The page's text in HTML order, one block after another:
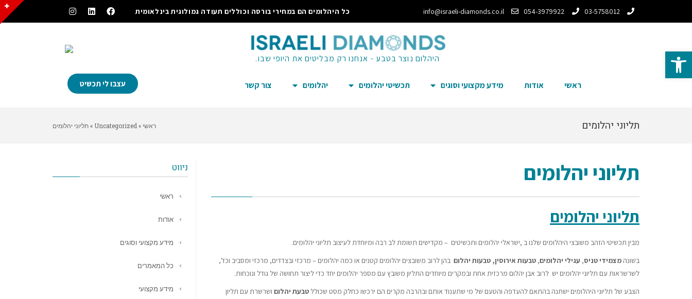
פתח סרגל נגישות
03-5758012
054-3979922
info@israeli-diamonds.co.il כל היהלומים הם במחירי בורסה וכוללים תעודה גמולוגית בינלאומית
היהלום נוצר בטבע - אנחנו רק מבליטים את היופי שבו.
ראשי אודות מידע מקצועי וסוגים תכשיטי יהלומים יהלומים צור קשר עצבו לי תכשיט
תליוני יהלומים ראשי »
Uncategorized
»תליוני יהלומים
תליוני יהלומים
תליוני יהלומים
מבין תכשיטי הזהב משובצי היהלומים שלנו ב ,ישראלי יהלומים ותכשיטים – מקדישים תשומת לב רבה ומיוחדת לעיצוב תליוני יהלומים.
בשונה מצמידי טניס, עגילי יהלומים, טבעות אירוסין, טבעות יהלום בהן לרוב משובצים יהלומים קטנים או כמה יהלומים – מרכזי ובצדדים, מרכזי ומסביב וכד',
לשרשראות עם תליוני יהלומים יש לרוב אבן יהלום מרכזית אחת ובמקרים מיוחדים התליון משובץ עם מספר יהלומים יחד כדי ליצור תחושה של גודל ונוכחות.
הצבע של תליוני היהלומים ישתנה בהתאם להעדפה והטעם של מי שתענוד אותם ובהרבה מקרים הם ירכשו כחלק מסט שכולל טבעת יהלום ושרשרת עם תליון
ניווט
ראשי
אודות
מידע מקצועי וסוגים
כל המאמרים
מידע מקצועי